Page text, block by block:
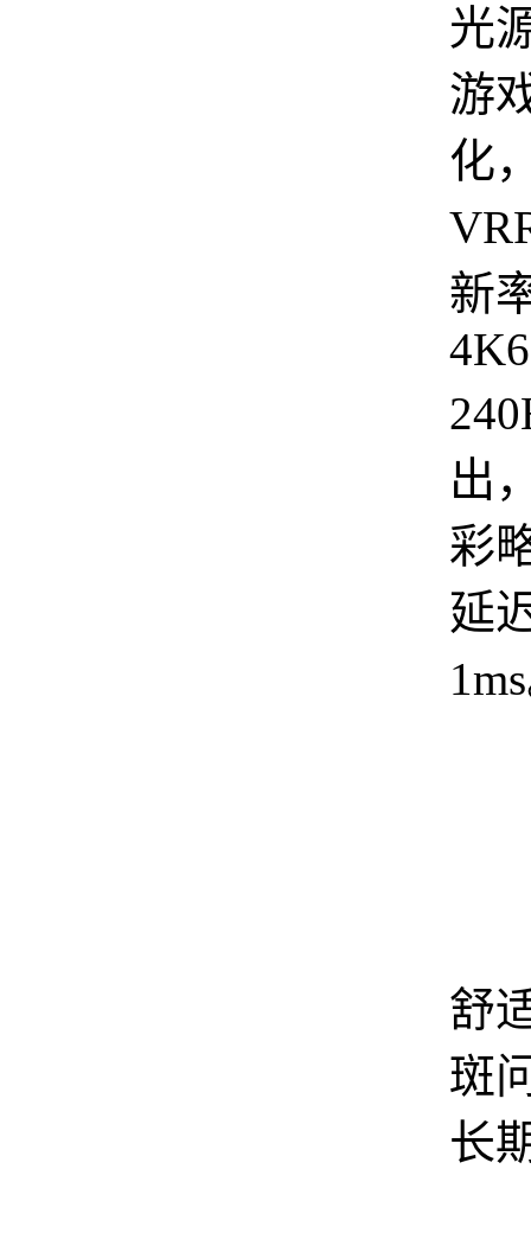
光
游
化
新
出
彩
延
舒
斑
长